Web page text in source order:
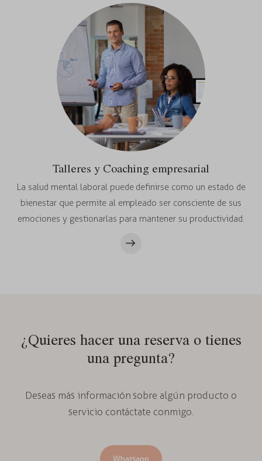
Talleres y Coaching empresarial
La salud mental laboral puede definirse como un estado de
bienestar que permite al empleado ser consciente de sus
emociones y gestionarlas para mantener su productividad.
¿Quieres hacer una reserva o tienes
una pregunta?
Deseas más información sobre algún producto o
servicio contáctate conmigo.
Whatsapp